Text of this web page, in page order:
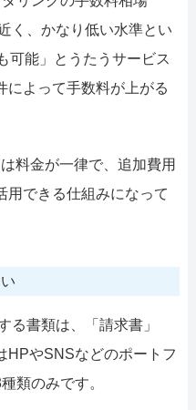
く、かなり低い水準とい
可能」とうたうサービス
によって手数料が上がる
料金が一律で、追加費用
用できる仕組みになって
る書類は、「請求書」
HPやSNSなどのポートフ
類のみです。